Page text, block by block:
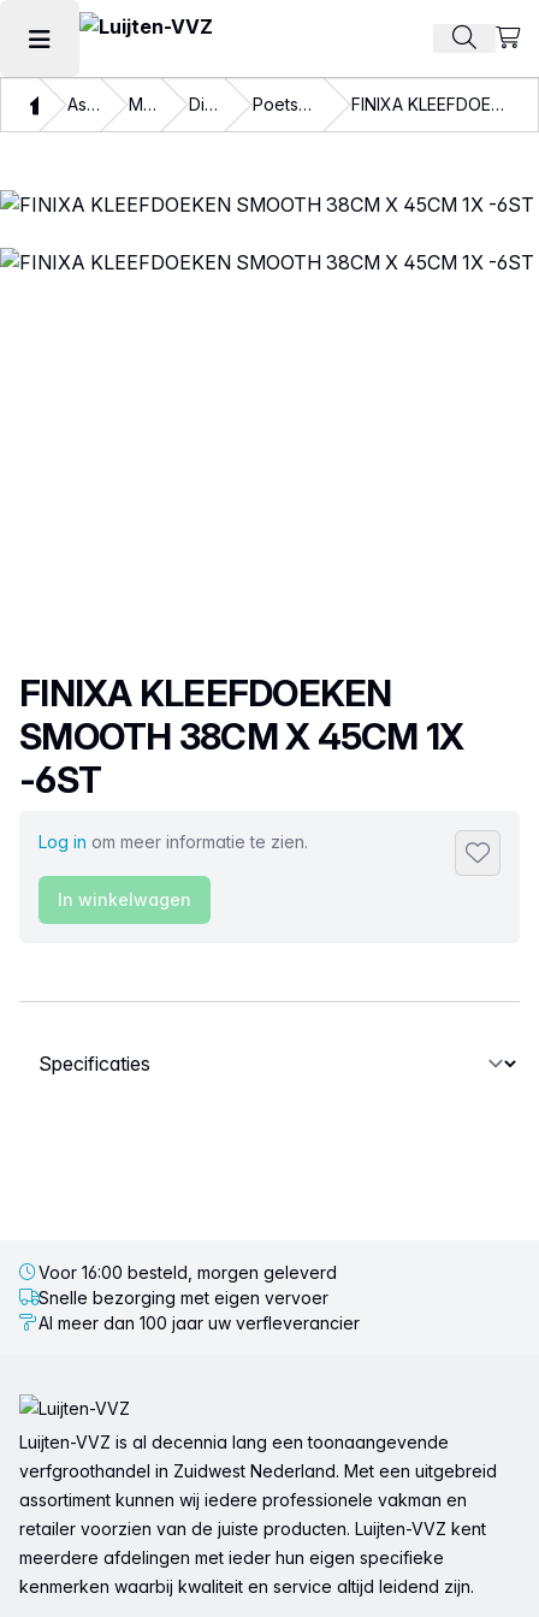
Hoofdmenu openen Zoek
ThuisAssortiment Materialen Disposables Poetspapier en doeken FINIXA KLEEFDOEKEN SMOOTH 38CM X 45CM 1X -6ST
Productnaam
FINIXA KLEEFDOEKEN
SMOOTH 38CM X 45CM 1X
-6ST
Log in om meer informatie te zien.
In winkelwagen
Selecteer een tabblad
Voor 16:00 besteld, morgen geleverd
Snelle bezorging met eigen vervoer
Al meer dan 100 jaar uw verfleverancier
Luijten-VVZ is al decennia lang een toonaangevende
verfgroothandel in Zuidwest Nederland. Met een uitgebreid
assortiment kunnen wij iedere professionele vakman en
retailer voorzien van de juiste producten. Luijten-VVZ kent
meerdere afdelingen met ieder hun eigen specifieke
kenmerken waarbij kwaliteit en service altijd leidend zijn.